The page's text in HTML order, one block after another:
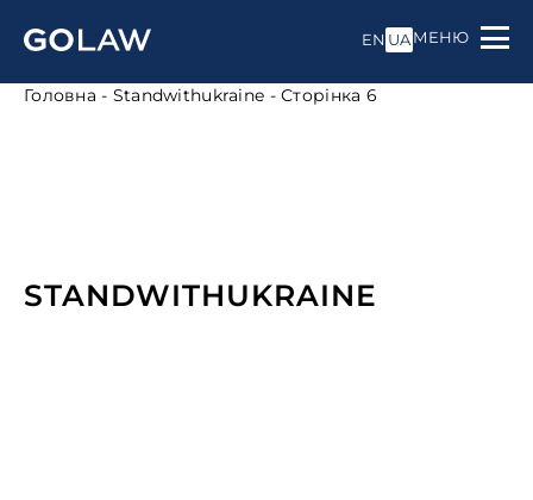
EN UAМЕНЮ
Головна - Standwithukraine -Сторінка 6
STANDWITHUKRAINE